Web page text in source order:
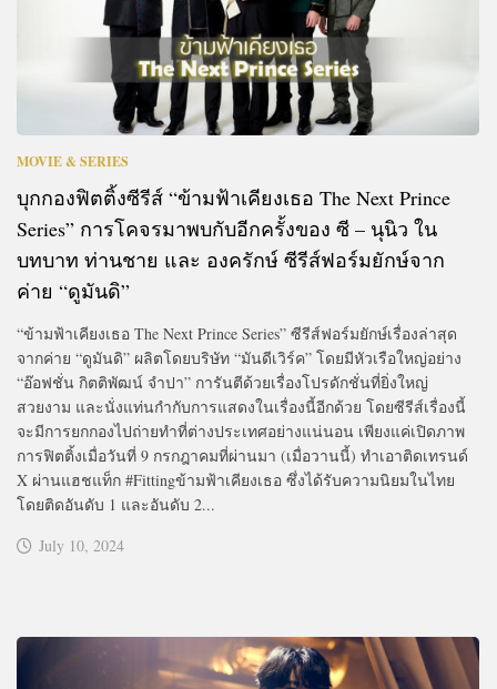
MOVIE & SERIES
บุกกองฟิตติ้งซีรีส์ “ข้ามฟ้าเคียงเธอ The Next Prince
Series” การโคจรมาพบกับอีกครั้งของ ซี – นุนิว ใน
บทบาท ท่านชาย และ องครักษ์ ซีรีส์ฟอร์มยักษ์จาก
ค่าย “ดูมันดิ”
“ข้ามฟ้าเคียงเธอ The Next Prince Series” ซีรีส์ฟอร์มยักษ์เรื่องล่าสุด
จากค่าย “ดูมันดิ” ผลิตโดยบริษัท “มันดีเวิร์ค” โดยมีหัวเรือใหญ่อย่าง
“อ๊อฟชั่น กิตติพัฒน์ จำปา” การันตีด้วยเรื่องโปรดักชั่นที่ยิ่งใหญ่
สวยงาม และนั่งแท่นกำกับการแสดงในเรื่องนี้อีกด้วย โดยซีรีส์เรื่องนี้
จะมีการยกกองไปถ่ายทำที่ต่างประเทศอย่างแน่นอน เพียงแค่เปิดภาพ
การฟิตติ้งเมื่อวันที่ 9 กรกฎาคมที่ผ่านมา (เมื่อวานนี้) ทำเอาติดเทรนด์
X ผ่านแฮชแท็ก #Fittingข้ามฟ้าเคียงเธอ ซึ่งได้รับความนิยมในไทย
โดยติดอันดับ 1 และอันดับ 2...
July 10, 2024